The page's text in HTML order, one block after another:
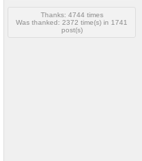
Thanks: 4744 times
Was thanked: 2372 time(s) in 1741
post(s)